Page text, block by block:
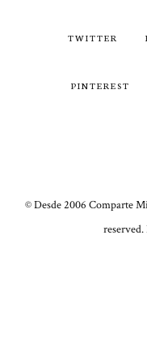
TWITTER
PINTEREST
© Desde 2006 Comparte